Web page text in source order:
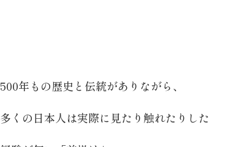
500年もの歴史と伝統がありながら、
多くの日本人は実際に見たり触れたりした